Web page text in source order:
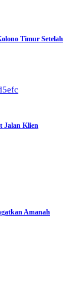
Timur Setelah
Jalan Klien
Amanah